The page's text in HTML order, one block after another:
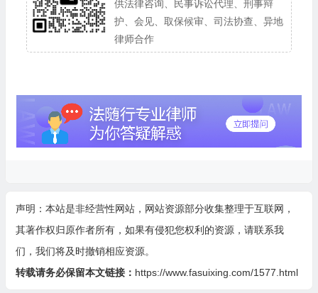
供法律咨询、民事诉讼代理、刑事辩
护、会见、取保候审、司法协查、异地
律师合作
声明：本站是非经营性网站，网站资源部分收集整理于互联网，
其著作权归原作者所有，如果有侵犯您权利的资源，请联系我
们，我们将及时撤销相应资源。
转载请务必保留本文链接： https://www.fasuixing.com/1577.html